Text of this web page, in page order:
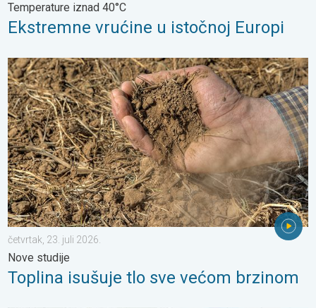
Temperature iznad 40°C
Ekstremne vrućine u istočnoj Europi
Toplina isušuje tlo sve većom brzinom. Nove studije. . .
četvrtak, 23. juli 2026.
Nove studije
Toplina isušuje tlo sve većom brzinom